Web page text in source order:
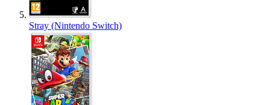
Stray (Nintendo Switch)